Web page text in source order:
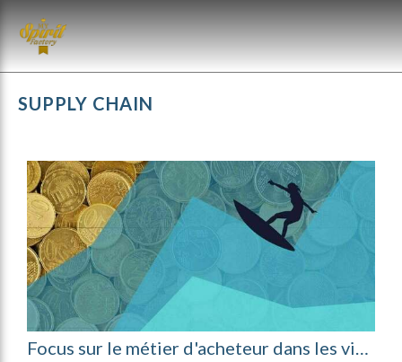
SUPPLY CHAIN
Focus sur le métier d'acheteur dans les vins & spiritueux: quels enjeux dans un monde en pleine mutation ?